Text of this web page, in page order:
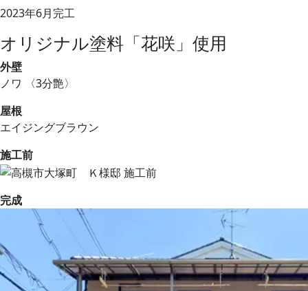
2023年6月完工
オリジナル塗料「花咲」使用
外壁
ノワ 〈3分艶〉
屋根
エイジングブラウン
施工前
完成